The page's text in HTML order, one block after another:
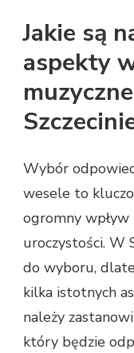
Jakie są
aspekty
Wybór
wesele to
ogromny wpływ
uroczystości. W
do wyboru,
kilka istotnych
należy
który będzie